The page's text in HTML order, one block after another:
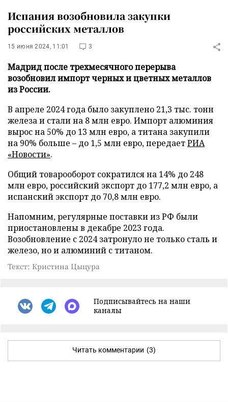
Испания возобновила закупки
российских металлов
15 июня 2024, 11:01 3
Мадрид после трехмесячного перерыва
возобновил импорт черных и цветных металлов
из России.
В апреле 2024 года было закуплено 21,3 тыс. тонн
железа и стали на 8 млн евро. Импорт алюминия
вырос на 50% до 13 млн евро, а титана закупили
на 90% больше – до 1,5 млн евро, передаетРИА
«Новости».
Общий товарооборот сократился на 14% до 248
млн евро, российский экспорт до 177,2 млн евро, а
испанский экспорт до 70,8 млн евро.
Напомним, регулярные поставки из РФ были
приостановлены в декабре 2023 года.
Возобновление с 2024 затронуло не только сталь и
железо, но и алюминий с титаном.
Текст: Кристина Цыцура
Подписывайтесь на наши
каналы
Читать комментарии (3)